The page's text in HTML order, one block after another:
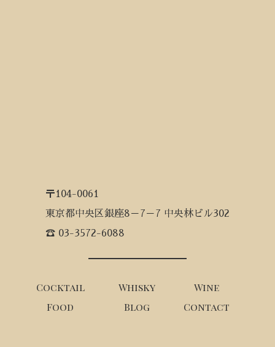
〒104-0061
東京都中央区銀座8－7－7 中央林ビル302
☎ 03-3572-6088
Cocktail Whisky
Wine
Food
Blog Contact